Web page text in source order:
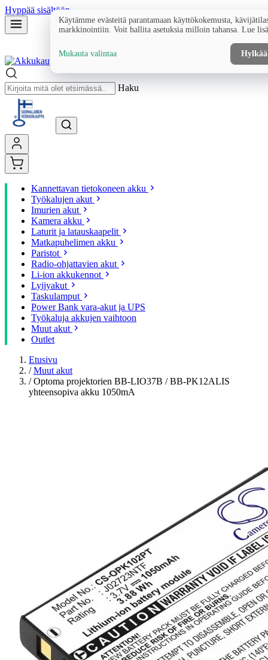
Hyppää sisältöön
Haku
Kannettavan tietokoneen akku
Työkalujen akut
Imurien akut
Kamera akku
Laturit ja latauskaapelit
Matkapuhelimen akku
Paristot
Radio-ohjattavien akut
Li-ion akkukennot
Lyijyakut
Taskulamput
Power Bank vara-akut ja UPS
Työkaluja akkujen vaihtoon
Muut akut
Outlet
Etusivu
/ Muut akut
/ Optoma projektorien BB-LIO37B / BB-PK12ALIS
yhteensopiva akku 1050mA
Käytämme evästeitä parantamaan käyttökokemusta,
markkinointiin. Voit hallita asetuksia milloin tahansa. Lue
Mukauta valintaa Hylkää